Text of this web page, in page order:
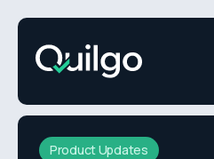
Product Updates